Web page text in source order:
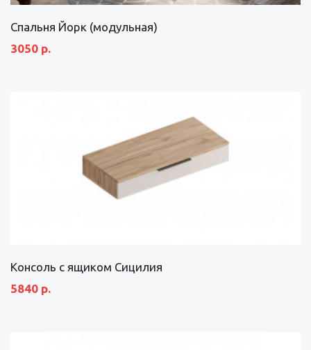
Спальня Йорк (модульная)
3050 р.
Консоль с ящиком Сицилия
5840 р.